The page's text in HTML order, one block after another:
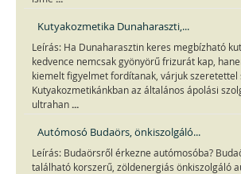
Kutyakozmetika Dunaharaszti,...
Leírás: Ha Dunaharasztin keres megbízható
kedvence nemcsak gyönyörű frizurát kap,
kiemelt figyelmet fordítanak, várjuk szeretettel
Kutyakozmetikánkban az általános ápolási
ultrahan ...
Autómosó Budaörs, önkiszolgáló...
Leírás: Budaörsről érkezne autómosóba?
található korszerű, zöldenergiás önkiszolgáló